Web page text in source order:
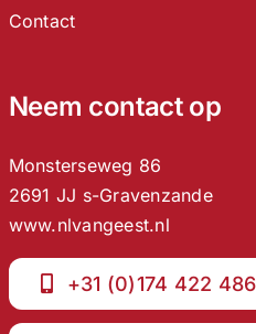
Contact
Neem contact op
Monsterseweg 86
2691 JJ s-Gravenzande
www.nlvangeest.nl
+31 (0)174 422 486